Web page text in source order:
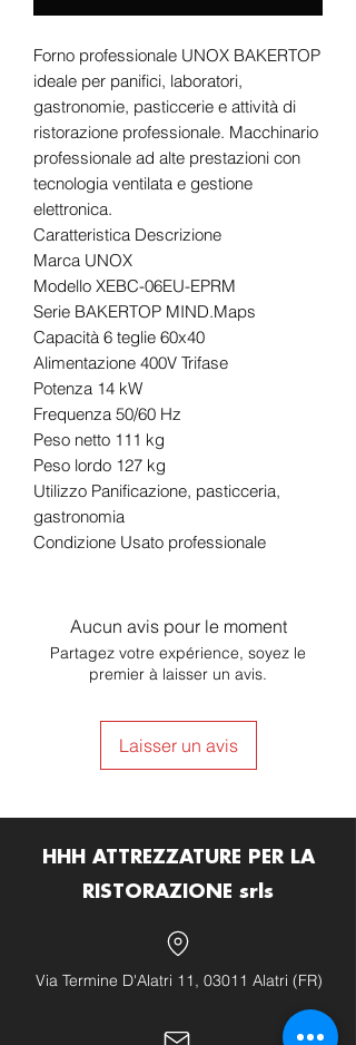
Forno professionale UNOX BAKERTOP
ideale per panifici, laboratori,
gastronomie, pasticcerie e attività di
ristorazione professionale. Macchinario
professionale ad alte prestazioni con
tecnologia ventilata e gestione
elettronica.
Caratteristica Descrizione
Marca UNOX
Modello XEBC-06EU-EPRM
Serie BAKERTOP MIND.Maps
Capacità 6 teglie 60x40
Alimentazione 400V Trifase
Potenza 14 kW
Frequenza 50/60 Hz
Peso netto 111 kg
Peso lordo 127 kg
Utilizzo Panificazione, pasticceria,
gastronomia
Condizione Usato professionale
Aucun avis pour le moment
Partagez votre expérience, soyez le
premier à laisser un avis.
Laisser un avis
HHH ATTREZZATURE PER LA
RISTORAZIONE srls
Via Termine D'Alatri 11, 03011 Alatri (FR)